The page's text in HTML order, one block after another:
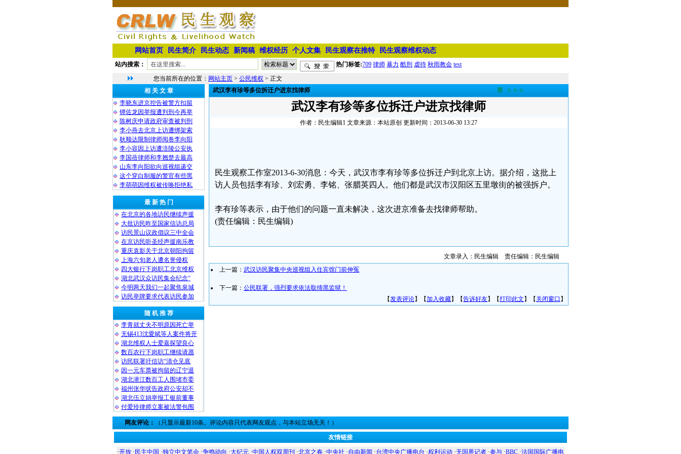
网站首页 民生简介 民生动态 新闻稿 维权经历 个人文集 民生观察在推特 民生观察维权动态
站内搜索： 热门标签:709 律师 暴力 酷刑 虐待 秋雨教会 test
您当前所在的位置： 网站主页 > 公民维权 > 正文
相 关 文 章
李晓东进京控告被警方扣留
镡佐龙因举报遭判刑今再举
陈树庆申请政府审查被判刑
李小燕去北京上访遭绑架索
耿顺达限制律师阅卷李向阳
李小容因上访遭涪陵公安执
李国蓓律师和李翘楚去最高
山东李向阳欲向巡视组递交
这个穿白制服的警官有些黑
李萌萌因维权被传唤拒绝私
最 新 热 门
在北京的各地访民继续声援
大批访民昨至国家信访总局
访民景山议政倡议三中全会
在京访民听圣经声援南乐教
重庆袁影关于北京朝阳拘留
上海六旬老人遭名誉侵权
四大银行下岗职工北京维权
湖北武汉众访民集会纪念“
今明两天我们一起聚焦泉城
访民举牌要求代表访民参加
随 机 推 荐
李青就丈夫不明原因死亡举
无锡413沈愛斌等人案件将开
湖北维权人士爱嘉探望良心
数百农行下岗职工继续请愿
访民联署吁信访“清仓见底
因一元车票被拘留的辽宁退
湖北潜江数百工人围堵市委
福州张华状告政府公安却不
湖北伍立娟举报工银前董事
付爱玲律师立案被法警包围
武汉李有珍等多位拆迁户进京找律师 荐 ★★★
武汉李有珍等多位拆迁户进京找律师
作者：民生编辑1 文章来源：本站原创 更新时间：2013-06-30 13:27
民生观察工作室2013-6-30消息：今天，武汉市李有珍等多位拆迁户到北京上访。据介绍，这批上
访人员包括李有珍、刘宏勇、李铭、张腊英四人。他们都是武汉市汉阳区五里墩街的被强拆户。
李有珍等表示，由于他们的问题一直未解决，这次进京准备去找律师帮助。
(责任编辑：民生编辑)
文章录入：民生编辑 责任编辑：民生编辑
上一篇： 武汉访民聚集中央巡视组入住宾馆门前伸冤
下一篇： 公民联署，强烈要求依法取缔黑监狱！
【发表评论】【加入收藏】【告诉好友】【打印此文 】【 关闭窗口 】
网友评论： （只显示最新10条。评论内容只代表网友观点，与本站立场无关！）
友情链接
·开放 · 民主中国 ·独立中文笔会 ·争鸣动向 ·大纪元 ·中国人权双周刊 ·北京之春 ·中央社 ·自由新闻 ·台湾中央广播电台 ·权利运动 ·无国界记者 ·参与 ·BBC ·法国国际广播电